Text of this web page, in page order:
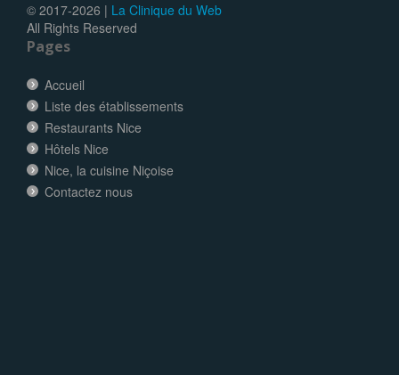
© 2017-2026 | La Clinique du Web
All Rights Reserved
Pages
Accueil
Liste des établissements
Restaurants Nice
Hôtels Nice
Nice, la cuisine Niçoise
Contactez nous